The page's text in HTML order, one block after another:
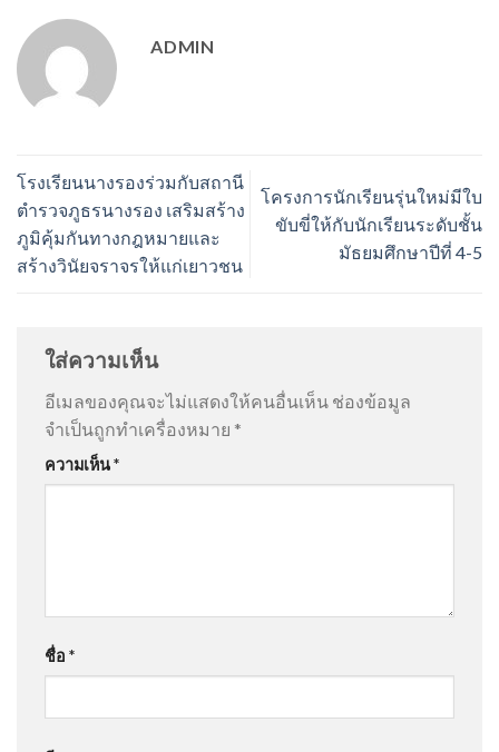
ADMIN
โรงเรียนนางรองร่วมกับสถานี
ตำรวจภูธรนางรอง เสริมสร้าง
ภูมิคุ้มกันทางกฎหมายและ
สร้างวินัยจราจรให้แก่เยาวชน
โครงการนักเรียนรุ่นใหม่มีใบ
ขับขี่ให้กับนักเรียนระดับชั้น
มัธยมศึกษาปีที่ 4-5
ใส่ความเห็น
อีเมลของคุณจะไม่แสดงให้คนอื่นเห็น ช่องข้อมูล
จำเป็นถูกทำเครื่องหมาย *
ความเห็น*
ชื่อ *